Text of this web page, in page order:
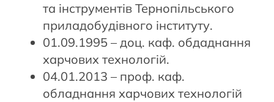
та інструментів Тернопільського
приладобудівного інституту.
01.09.1995 – доц. каф. обдаднання
харчових технологій.
04.01.2013 – проф. каф.
обладнання харчових технологій